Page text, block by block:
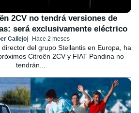
2CV no tendrá versiones de
será exclusivamente eléctrico
Callejo Hace 2 meses
del grupo Stellantis en Europa, ha
Citroën 2CV y FIAT Pandina no
tendrán...